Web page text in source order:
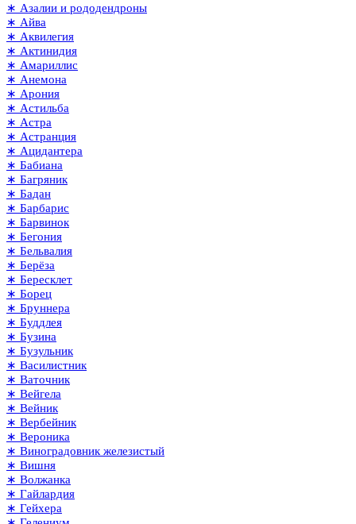
∗ Азалии и рододендроны
∗ Айва
∗ Аквилегия
∗ Актинидия
∗ Амариллис
∗ Анемона
∗ Арония
∗ Астильба
∗ Астра
∗ Астранция
∗ Ацидантера
∗ Бабиана
∗ Багряник
∗ Бадан
∗ Барбарис
∗ Барвинок
∗ Бегония
∗ Бельвалия
∗ Берёза
∗ Бересклет
∗ Борец
∗ Бруннера
∗ Буддлея
∗ Бузина
∗ Бузульник
∗ Василистник
∗ Ваточник
∗ Вейгела
∗ Вейник
∗ Вербейник
∗ Вероника
∗ Виноградовник железистый
∗ Вишня
∗ Волжанка
∗ Гайлардия
∗ Гейхера